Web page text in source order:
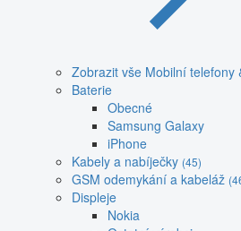
Zobrazit vše Mobilní telefony
Baterie
Obecné
Samsung Galaxy
iPhone
Kabely a nabíječky (45)
GSM odemykání a kabeláž
Displeje
Nokia